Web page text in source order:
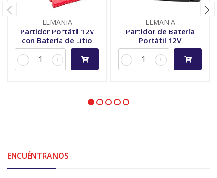
LEMANIA
Partidor Portátil 12V
con Batería de Litio
+
-
LEMANIA
Partidor de Batería
Portátil 12V
+
-
ENCUÉNTRANOS